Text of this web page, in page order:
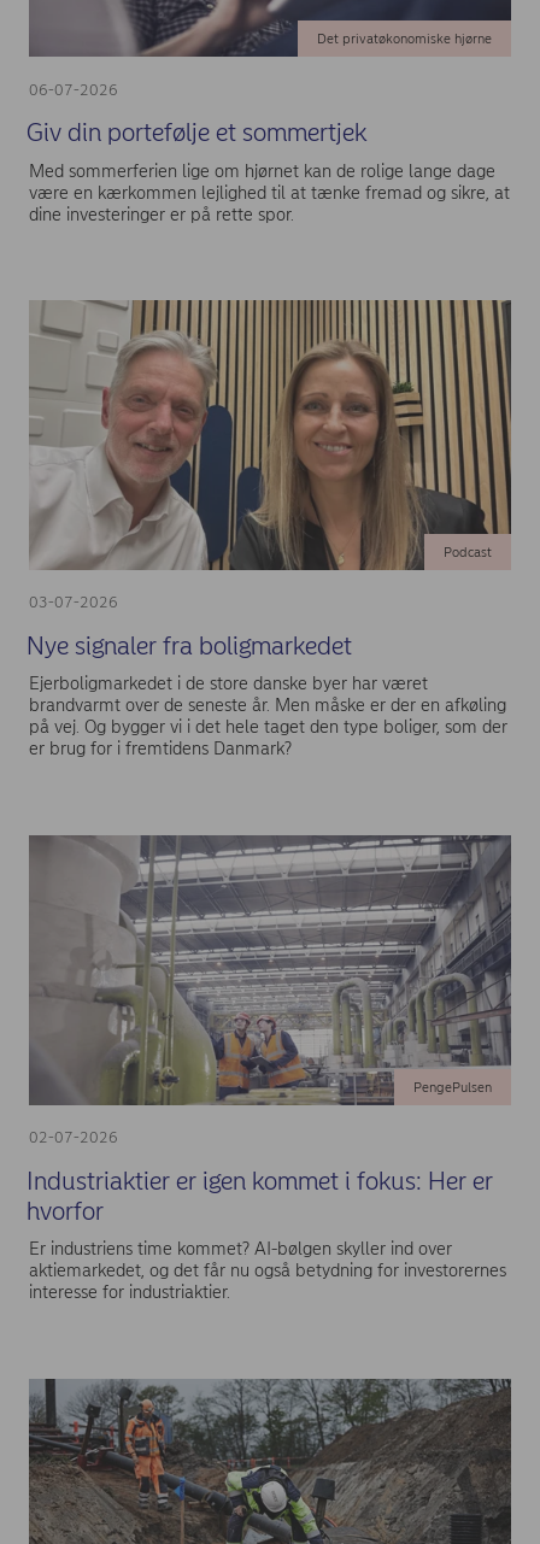
06-07-2026
Det privatøkonomiske hjørne
Giv din portefølje et sommertjek
Med sommerferien lige om hjørnet kan de rolige lange dage
være en kærkommen lejlighed til at tænke fremad og sikre, at
dine investeringer er på rette spor.
03-07-2026
Podcast
Nye signaler fra boligmarkedet
Ejerboligmarkedet i de store danske byer har været
brandvarmt over de seneste år. Men måske er der en afkøling
på vej. Og bygger vi i det hele taget den type boliger, som der
er brug for i fremtidens Danmark?
02-07-2026
PengePulsen
Industriaktier er igen kommet i fokus: Her er
hvorfor
Er industriens time kommet? AI-bølgen skyller ind over
aktiemarkedet, og det får nu også betydning for investorernes
interesse for industriaktier.